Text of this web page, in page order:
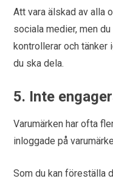
Att vara älskad av alla
sociala medier, men
kontrollerar och tänker
du ska dela.
5. Inte
Varumärken har ofta
inloggade på
Som du kan föreställa